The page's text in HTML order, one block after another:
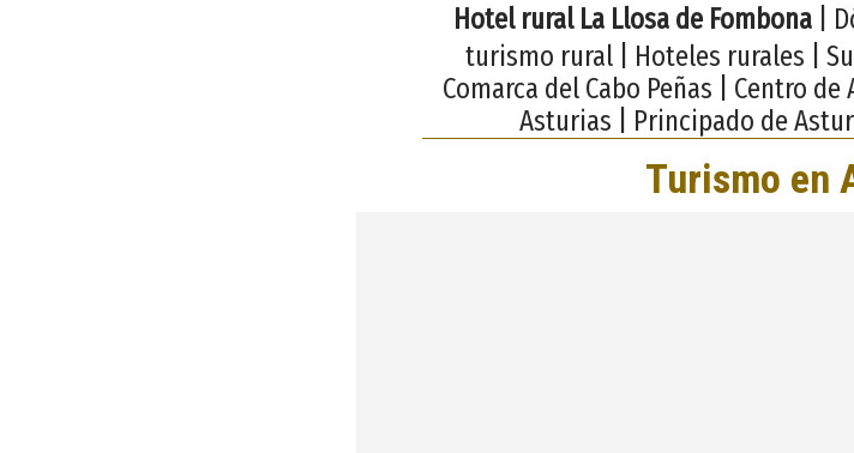
Hotel rural La Llosa de Fombona |
turismo rural | Hoteles rurales |
Comarca del Cabo Peñas | Centro
Asturias | Principado de